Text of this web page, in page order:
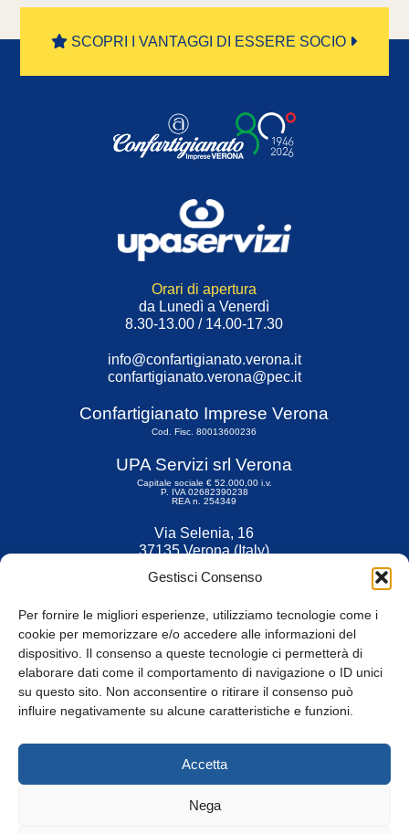
Gestisci Consenso
Per fornire le migliori esperienze, utilizziamo tecnologie come i
cookie per memorizzare e/o accedere alle informazioni del
dispositivo. Il consenso a queste tecnologie ci permetterà di
elaborare dati come il comportamento di navigazione o ID unici
su questo sito. Non acconsentire o ritirare il consenso può
influire negativamente su alcune caratteristiche e funzioni.
Accetta
Nega
SCOPRI I VANTAGGI DI ESSERE SOCIO
Orari di apertura
da Lunedì a Venerdì
8.30-13.00 / 14.00-17.30
info@confartigianato.verona.it
confartigianato.verona@pec.it
Confartigianato Imprese Verona
Cod. Fisc. 80013600236
UPA Servizi srl Verona
Capitale sociale € 52.000,00 i.v.
P. IVA 02682390238
REA n. 254349
Via Selenia, 16
37135 Verona (Italy)
Fax 045 9211599
© Tutti i diritti riservati